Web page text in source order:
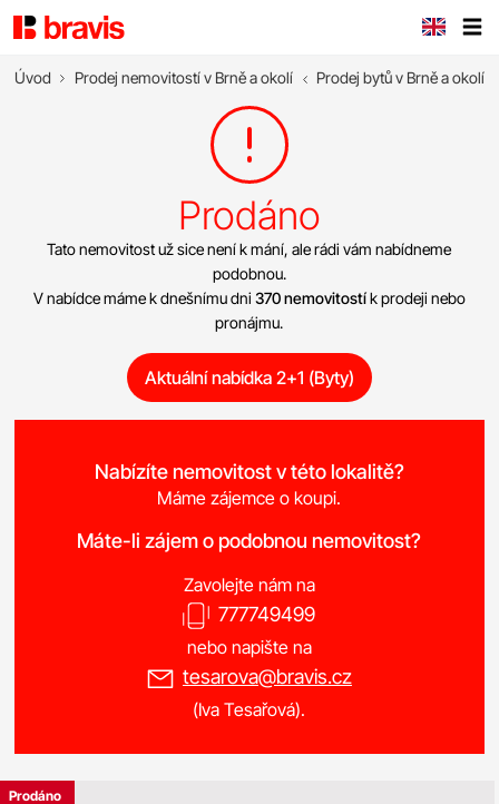
Úvod Prodej nemovitostí v Brně a okolí Prodej bytů v Brně a okolí
Prodáno
Tato nemovitost už sice není k mání, ale rádi vám nabídneme
podobnou.
V nabídce máme k dnešnímu dni 370 nemovitostík prodeji nebo
pronájmu.
Aktuální nabídka 2+1 (Byty)
Nabízíte nemovitost v této lokalitě?
Máme zájemce o koupi.
Máte-li zájem o podobnou nemovitost?
Zavolejte nám na
777749499
nebo napište na
tesarova@bravis.cz
(Iva Tesařová).
Prodáno